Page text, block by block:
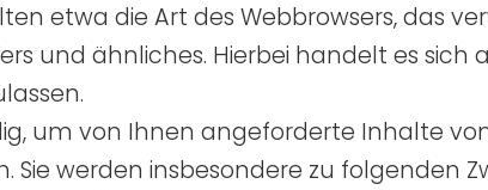
etwa die Art des Webbrowsers, das
und ähnliches. Hierbei handelt es
um von Ihnen angeforderte Inhalte
werden insbesondere zu folgenden